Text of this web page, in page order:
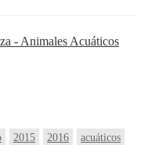
- Animales Acuáticos
2015 2016 acuáticos